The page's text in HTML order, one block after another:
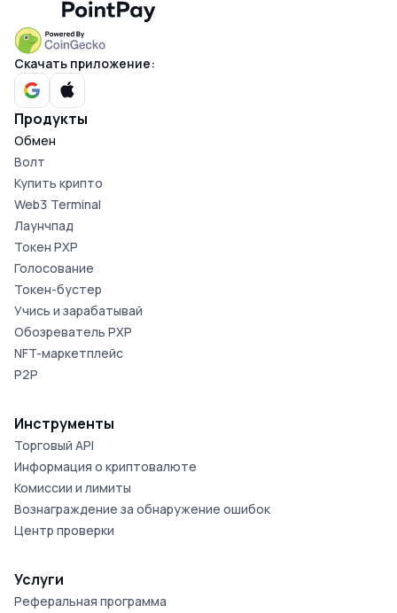
Скачать приложение:
Продукты
Обмен
Волт
Купить крипто
Web3 Terminal
Лаунчпад
Токен PXP
Голосование
Токен-бустер
Учись и зарабатывай
Обозреватель PXP
NFT-маркетплейс
P2P
Инструменты
Торговый API
Информация о криптовалюте
Комиссии и лимиты
Вознаграждение за обнаружение ошибок
Центр проверки
Услуги
Реферальная программа